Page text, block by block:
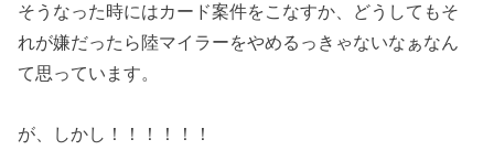
そうなった時にはカード案件をこなすか、どうしてもそ
れが嫌だったら陸マイラーをやめるっきゃないなぁなん
て思っています。
が、しかし！！！！！！